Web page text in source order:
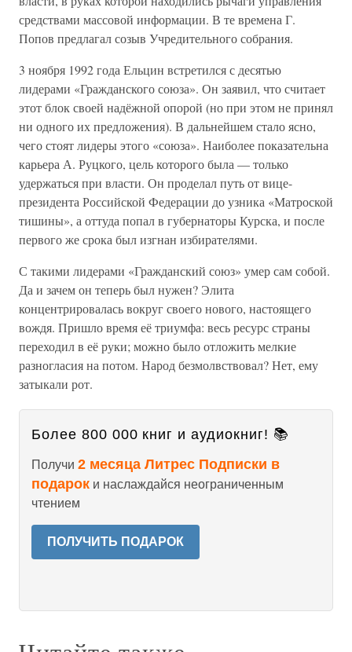
средствами массовой информации. В те времена Г.
Попов предлагал созыв Учредительного собрания.
3 ноября 1992 года Ельцин встретился с десятью
лидерами «Гражданского союза». Он заявил, что считает
этот блок своей надёжной опорой (но при этом не принял
ни одного их предложения). В дальнейшем стало ясно,
чего стоят лидеры этого «союза». Наиболее показательна
карьера А. Руцкого, цель которого была — только
удержаться при власти. Он проделал путь от вице-
президента Российской Федерации до узника «Матроской
тишины», а оттуда попал в губернаторы Курска, и после
первого же срока был изгнан избирателями.
С такими лидерами «Гражданский союз» умер сам собой.
Да и зачем он теперь был нужен? Элита
концентрировалась вокруг своего нового, настоящего
вождя. Пришло время её триумфа: весь ресурс страны
переходил в её руки; можно было отложить мелкие
разногласия на потом. Народ безмолвствовал? Нет, ему
затыкали рот.
Более 800 000 книг и аудиокниг! 📚
Получи 2 месяца Литрес Подписки в
подарок и наслаждайся неограниченным
чтением
ПОЛУЧИТЬ ПОДАРОК